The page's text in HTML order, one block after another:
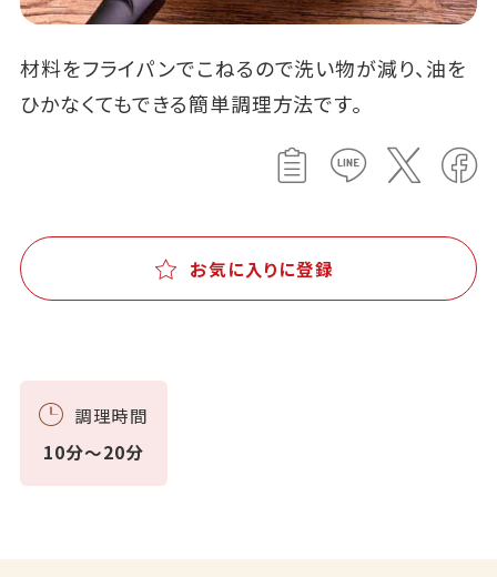
材料をフライパンでこねるので洗い物が減り、油を
ひかなくてもできる簡単調理方法です。
お気に入りに登録
調理時間
10分～20分